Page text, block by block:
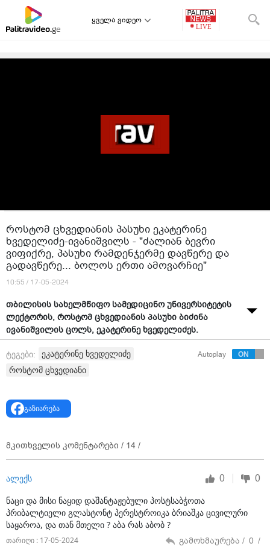
ყველა ვიდეო
როსტომ ცხვედიანის პასუხი ეკატერინე
ხვედელიძე-ივანიშვილს - "ძალიან ბევრი
ვიფიქრე, პასუხი რამდენჯერმე დავწერე და
გადავწერე... ბოლოს ერთი ამოვარჩიე"
10:55 / 17-05-2024
თბილისის სახელმწიფო სამედიცინო უნივერსიტეტის
ლექტორის, როსტომ ცხვედიანის პასუხი ბიძინა
ივანიშვილის ცოლს, ეკატერინე ხვედელიძეს.
"ქალბატონო ეკა!
ძალიან ბევრი ვიფიქრე, პასუხი რამდენჯერმე დავწერე
საუკეთესოდ არც ეს მიმაჩნია.
ახლა ისეთი პასუხი მინდა მოგწეროთ, რომ არც
დღის წინ ასე მშობლიური ტონით მომმართავდა, ახლა
ეს რა ხდებაო? მაგრამ ვითვალისწინებ იმას, რომ
სამწუხაროდ, ვერ გამიხსენეთ და თან არც ის მინდა,
რომ ვინმემ თქვას, ქალბატონ ეკას იმიტომ მიმართა
რომ........ და რაღაც კუდები გამოაბან. მე ეს არ
მჭირდება.
ტეგები:
ეკატერინე ხვედელიძე
როსტომ ცხვედიანი
Autoplay
გაზიარება
მკითხველის კომენტარები / 14 /
ალექს 0 0
ნაცი და მისი ნაყიდ დაშანტაჟებული პოსტსაბჭოთა
პრიბალტიელი გლასტონტ პერესტროიკა ბრიაშკა ცივილური
საყაროა, და თან მთელი ? აბა რას აბობ ?
თარიღი : 17-05-2024 გამოხმაურება / 0 /